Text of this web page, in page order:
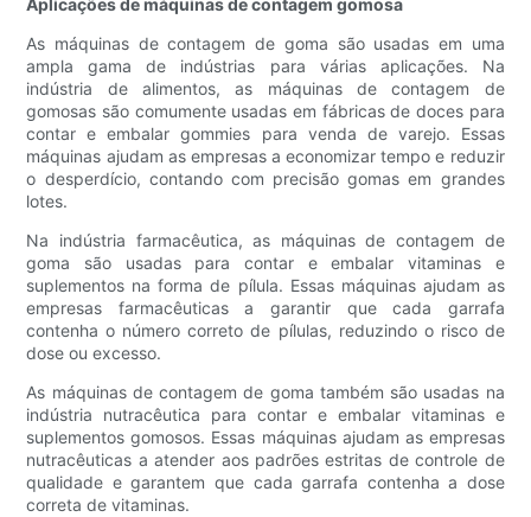
Aplicações de máquinas de contagem gomosa
As máquinas de contagem de goma são usadas em uma
ampla gama de indústrias para várias aplicações. Na
indústria de alimentos, as máquinas de contagem de
gomosas são comumente usadas em fábricas de doces para
contar e embalar gommies para venda de varejo. Essas
máquinas ajudam as empresas a economizar tempo e reduzir
o desperdício, contando com precisão gomas em grandes
lotes.
Na indústria farmacêutica, as máquinas de contagem de
goma são usadas para contar e embalar vitaminas e
suplementos na forma de pílula. Essas máquinas ajudam as
empresas farmacêuticas a garantir que cada garrafa
contenha o número correto de pílulas, reduzindo o risco de
dose ou excesso.
As máquinas de contagem de goma também são usadas na
indústria nutracêutica para contar e embalar vitaminas e
suplementos gomosos. Essas máquinas ajudam as empresas
nutracêuticas a atender aos padrões estritas de controle de
qualidade e garantem que cada garrafa contenha a dose
correta de vitaminas.